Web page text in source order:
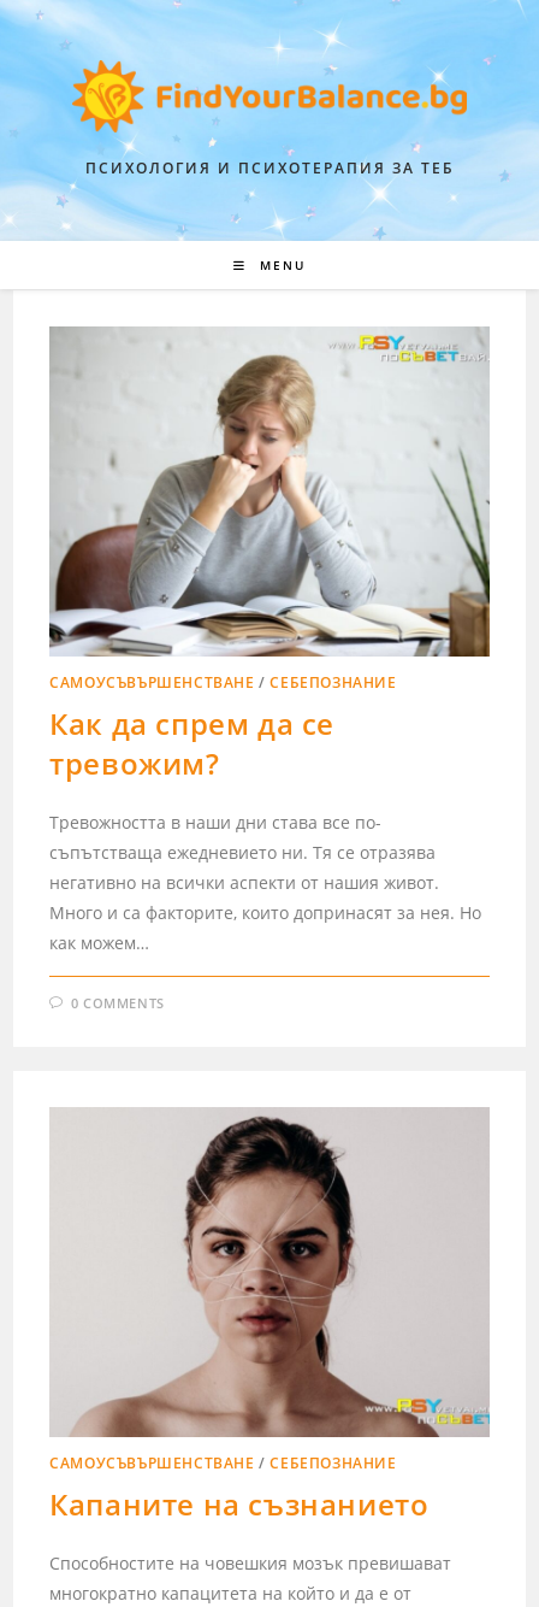
ПСИХОЛОГИЯ И ПСИХОТЕРАПИЯ ЗА ТЕБ
MENU
САМОУСЪВЪРШЕНСТВАНЕ /СЕБЕПОЗНАНИЕ
Как да спрем да се
тревожим?
Тревожността в наши дни става все по-
съпътстваща ежедневието ни. Тя се отразява
негативно на всички аспекти от нашия живот.
Много и са факторите, които допринасят за нея. Но
как можем…
0 COMMENTS
САМОУСЪВЪРШЕНСТВАНЕ /СЕБЕПОЗНАНИЕ
Капаните на съзнанието
Способностите на човешкия мозък превишават
многократно капацитета на който и да е от